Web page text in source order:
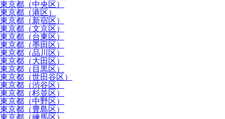
東京都（中央区）
東京都（港区）
東京都（新宿区）
東京都（文京区）
東京都（台東区）
東京都（墨田区）
東京都（品川区）
東京都（大田区）
東京都（目黒区）
東京都（世田谷区）
東京都（渋谷区）
東京都（杉並区）
東京都（中野区）
東京都（豊島区）
東京都（練馬区）